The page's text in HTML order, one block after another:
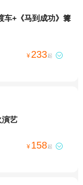
车+《马到成功》篝
¥ 233起 
演艺
¥ 158起 